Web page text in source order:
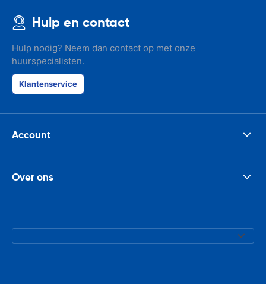
Hulp en contact
Hulp nodig? Neem dan contact op met onze
huurspecialisten.
Klantenservice
Account
Over ons